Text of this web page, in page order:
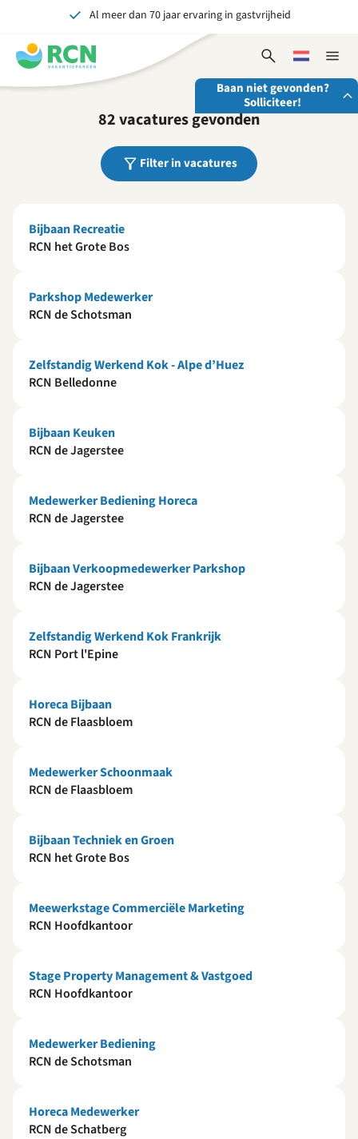
hoofdnavigatie
hoofdinhoud
voettekstinhoud
Al meer dan 70 jaar ervaring in gastvrijheid
Onvergetelijk voor jong en oud
Sluit
Open
zoekformulier
Kies
een
taal
Baan niet gevonden?
Solliciteer!
Stuur ons je open sollicitatie!
Wij zijn altijd op zoek naar gedreven en enthousiaste
82 vacatures gevonden
Filter in vacatures
Bijbaan Recreatie
RCN het Grote Bos
Parkshop Medewerker
RCN de Schotsman
Zelfstandig Werkend Kok - Alpe d’Huez
RCN Belledonne
Bijbaan Keuken
RCN de Jagerstee
Medewerker Bediening Horeca
RCN de Jagerstee
Bijbaan Verkoopmedewerker Parkshop
RCN de Jagerstee
Zelfstandig Werkend Kok Frankrijk
RCN Port l'Epine
Horeca Bijbaan
RCN de Flaasbloem
Medewerker Schoonmaak
RCN de Flaasbloem
Bijbaan Techniek en Groen
RCN het Grote Bos
Meewerkstage Commerciële Marketing
RCN Hoofdkantoor
Stage Property Management & Vastgoed
RCN Hoofdkantoor
Medewerker Bediening
RCN de Schotsman
Horeca Medewerker
RCN de Schatberg